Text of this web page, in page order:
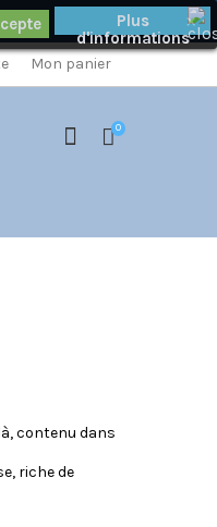
×
Mon panier
0
Plus
d'informations
contenu dans
riche de